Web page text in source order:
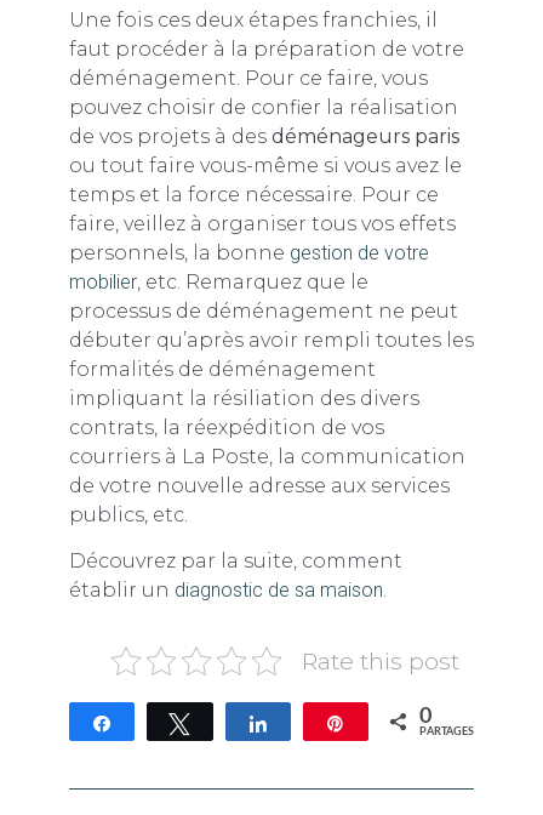
Une fois ces deux étapes franchies, il
faut procéder à la préparation de votre
déménagement. Pour ce faire, vous
pouvez choisir de confier la réalisation
de vos projets à des déménageurs paris
ou tout faire vous-même si vous avez le
temps et la force nécessaire. Pour ce
faire, veillez à organiser tous vos effets
personnels, la bonne gestion de votre
mobilier, etc. Remarquez que le
processus de déménagement ne peut
débuter qu’après avoir rempli toutes les
formalités de déménagement
impliquant la résiliation des divers
contrats, la réexpédition de vos
courriers à La Poste, la communication
de votre nouvelle adresse aux services
publics, etc.
Découvrez par la suite, comment
établir un diagnostic de sa maison.
Rate this post
Partagez Tweetez Partagez Épingle 0
PARTAGES